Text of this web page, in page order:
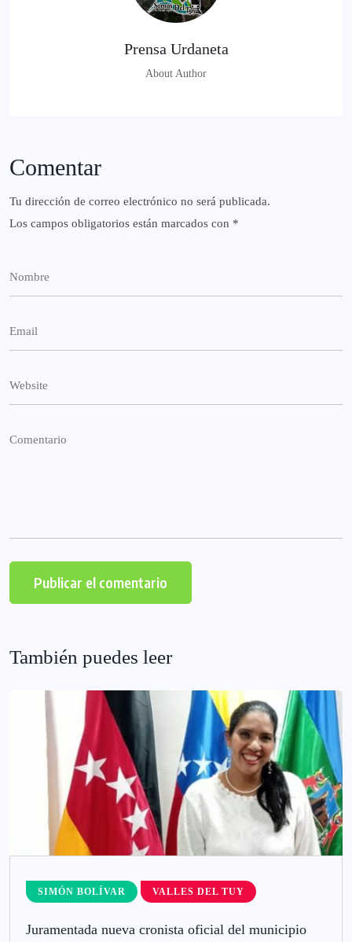
Prensa Urdaneta
About Author
Comentar
Tu dirección de correo electrónico no será publicada.
Los campos obligatorios están marcados con *
También puedes leer
SIMÓN BOLÍVAR VALLES DEL TUY
Juramentada nueva cronista oficial del municipio